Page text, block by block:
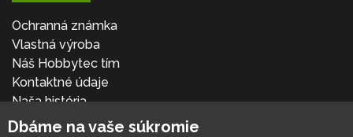
Ochranná známka
Vlastná výroba
Náš Hobbytec tím
Kontaktné údaje
Naša história
Kariéra
Dbáme na vaše súkromie